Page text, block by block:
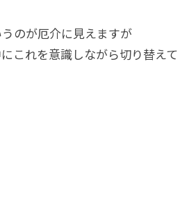
のが厄介に見えますが
これを意識しながら切り替えて